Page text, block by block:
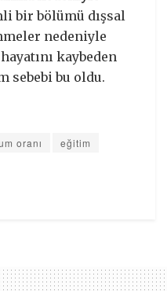
bir bölümü dışsal
nedeniyle
kaybeden
sebebi bu oldu.
oranı
eğitim